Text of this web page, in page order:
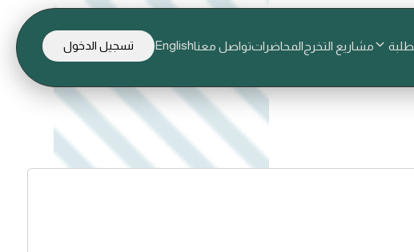
مشاريع التخرجالمحاضراتتواصل معناEnglish تسجيل الدخول